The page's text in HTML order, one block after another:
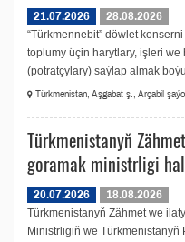
21.07.2026
28.08.2026
“Türkmennebit” döwlet
toplumy üçin harytlary, işleri
(potratçylary) saýlap almak
Türkmenistan, Aşgabat ş., Arçabil
Türkmenistanyň
goramak ministrligi
20.07.2026
18.08.2026
Türkmenistanyň Zähmet we
Ministrligiň we